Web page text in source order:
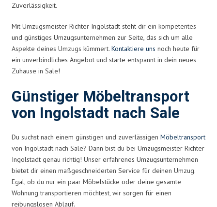
Zuverlässigkeit.
Mit Umzugsmeister Richter Ingolstadt steht dir ein kompetentes
und günstiges Umzugsunternehmen zur Seite, das sich um alle
Aspekte deines Umzugs kümmert. Kontaktiere uns noch heute für
ein unverbindliches Angebot und starte entspannt in dein neues
Zuhause in Sale!
Günstiger Möbeltransport
von Ingolstadt nach Sale
Du suchst nach einem günstigen und zuverlässigen Möbeltransport
von Ingolstadt nach Sale? Dann bist du bei Umzugsmeister Richter
Ingolstadt genau richtig! Unser erfahrenes Umzugsunternehmen
bietet dir einen maßgeschneiderten Service für deinen Umzug.
Egal, ob du nur ein paar Möbelstücke oder deine gesamte
Wohnung transportieren möchtest, wir sorgen für einen
reibungslosen Ablauf.